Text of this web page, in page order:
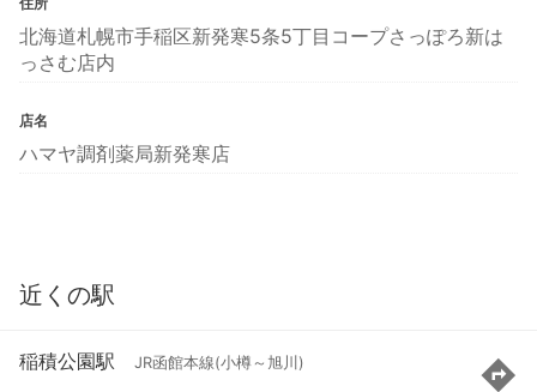
北海道札幌市手稲区新発寒5条5丁目コープさっぽろ新は
っさむ店内
店名
ハマヤ調剤薬局新発寒店
近くの駅
稲積公園駅 JR函館本線(小樽～旭川)